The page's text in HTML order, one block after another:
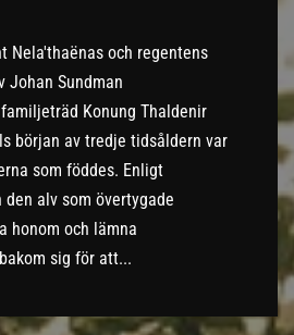
Nela'thaënas och regentens
Johan Sundman
Konung Thaldenir
början av tredje tidsåldern var
som föddes. Enligt
den alv som övertygade
honom och lämna
sig för att...